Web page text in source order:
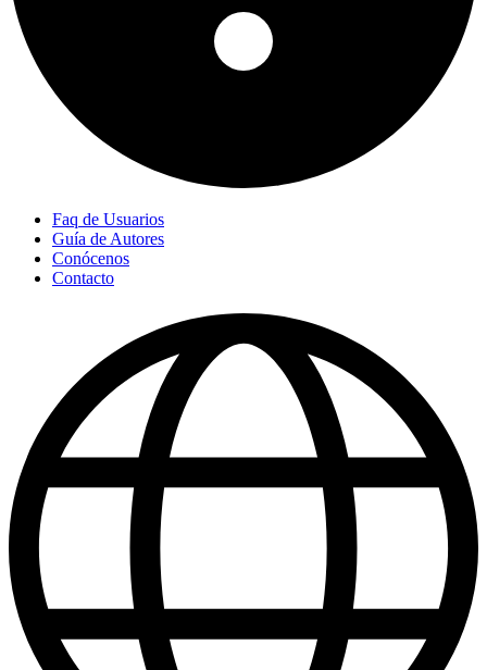
Faq de Usuarios
Guía de Autores
Conócenos
Contacto